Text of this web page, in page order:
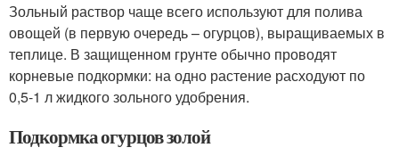
Зольный раствор чаще всего используют для полива
овощей (в первую очередь – огурцов), выращиваемых в
теплице. В защищенном грунте обычно проводят
корневые подкормки: на одно растение расходуют по
0,5-1 л жидкого зольного удобрения.
Подкормка огурцов золой